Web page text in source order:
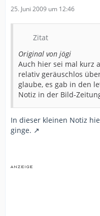
25. Juni 2009 um 12:46
Zitat
Original von jögi
Auch hier sei mal kurz
relativ geräuschlos
glaube, es gab in den
Notiz in der Bild-
In dieser kleinen Notiz
ginge.